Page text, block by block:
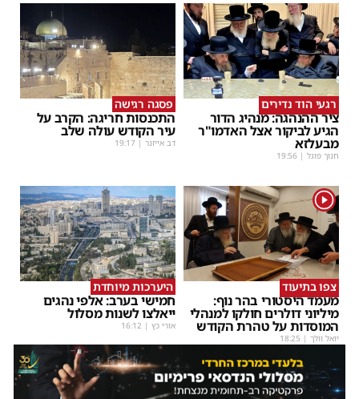
רגעי הוד נדירים
ציר ההנהגה: מנהיג הדור
הגיע לביקור אצל האדמו"ר
מבעלזא
חנוך פוגל |
19:56
פסגה רגישה
התכנסות חריגה: הקרב על
עיר הקודש עולה שלב
דב אייזנר |
19:17
1
צפו בתיעוד
מעמד היסטורי בהר נוף:
מיליוני דולרים חולקו למנהלי
המוסדות על טהרת הקודש
יואל וולך |
18:25
היערכות מיוחדת
חמישי בערב: אלפי נהגים
ייאלצו לשנות מסלול
אורי כץ |
16:12